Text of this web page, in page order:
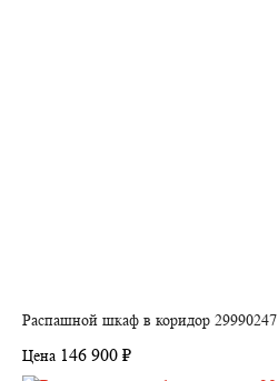
Распашной шкаф в коридор 29990247
Цена 146 900 ₽